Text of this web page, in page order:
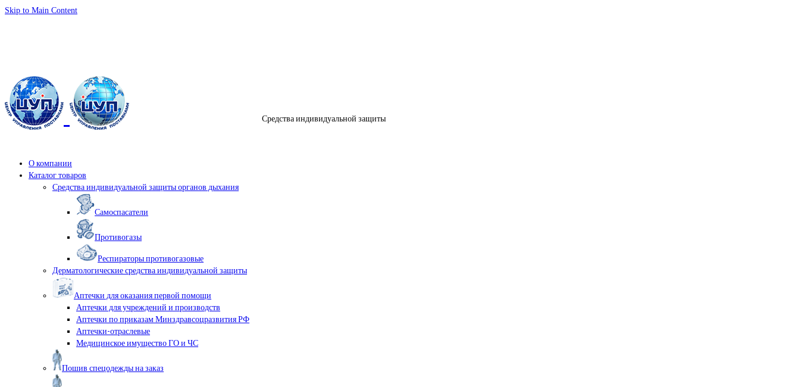
Skip to Main Content
Средства индивидуальной защиты
О компании
Каталог товаров
Средства индивидуальной защиты органов дыхания
Самоспасатели
Противогазы
Респираторы противогазовые
Дерматологические средства индивидуальной защиты
Аптечки для оказания первой помощи
Аптечки для учреждений и производств
Аптечки по приказам Минздравсоцразвития РФ
Аптечки-отраслевые
Медицинское имущество ГО и ЧС
Пошив спецодежды на заказ